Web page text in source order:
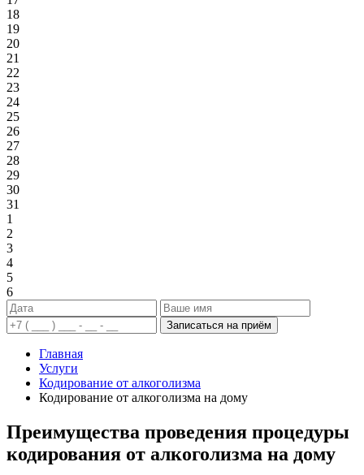
18
19
20
21
22
23
24
25
26
27
28
29
30
31
1
2
3
4
5
6
Записаться на приём
Главная
Услуги
Кодирование от алкоголизма
Кодирование от алкоголизма на дому
Преимущества проведения процедуры
кодирования от алкоголизма на дому